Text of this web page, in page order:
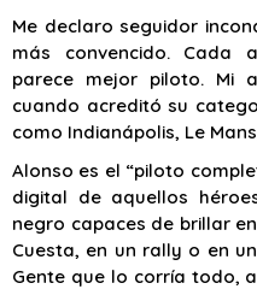
Me declaro seguidor
más convencido. Cada
parece mejor piloto. Mi
cuando acreditó su
como Indianápolis, Le
Alonso es el “piloto
digital de aquellos
negro capaces de brillar
Cuesta, en un rally o en
Gente que lo corría todo,